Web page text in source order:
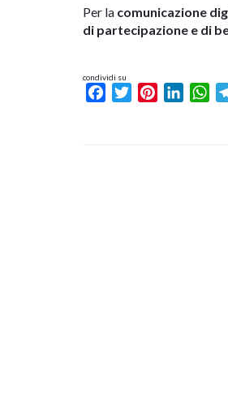
Per la comunicazione
di partecipazione e di
condividi su
FacebookTwitterPinterest